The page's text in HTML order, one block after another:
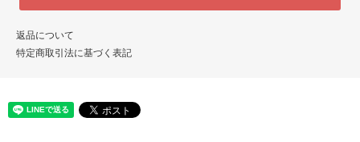
返品について
特定商取引法に基づく表記